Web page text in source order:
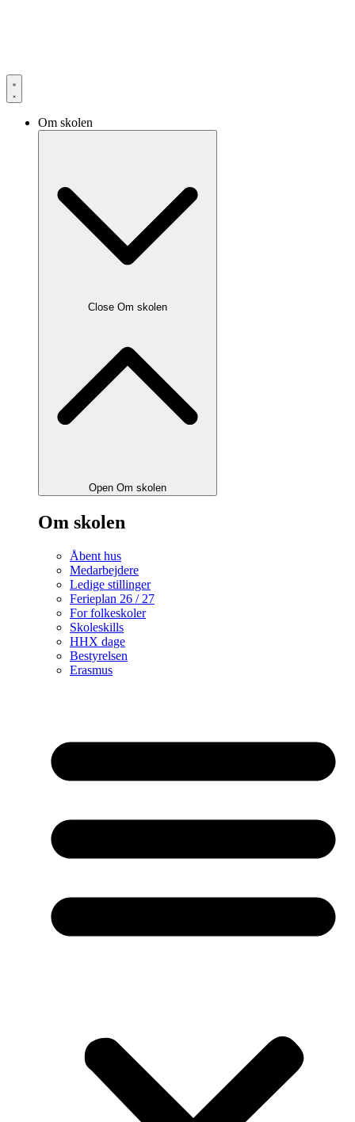
Om skolen
Close Om skolen
Open Om skolen
Om skolen
Åbent hus
Medarbejdere
Ledige stillinger
Ferieplan 26 / 27
For folkeskoler
Skoleskills
HHX dage
Bestyrelsen
Erasmus